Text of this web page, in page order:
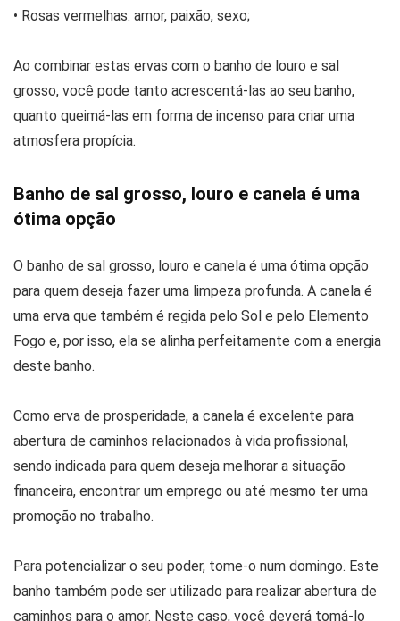
• Rosas vermelhas: amor, paixão, sexo;
Ao combinar estas ervas com o banho de louro e sal
grosso, você pode tanto acrescentá-las ao seu banho,
quanto queimá-las em forma de incenso para criar uma
atmosfera propícia.
Banho de sal grosso, louro e canela é uma
ótima opção
O banho de sal grosso, louro e canela é uma ótima opção
para quem deseja fazer uma limpeza profunda. A canela é
uma erva que também é regida pelo Sol e pelo Elemento
Fogo e, por isso, ela se alinha perfeitamente com a energia
deste banho.
Como erva de prosperidade, a canela é excelente para
abertura de caminhos relacionados à vida profissional,
sendo indicada para quem deseja melhorar a situação
financeira, encontrar um emprego ou até mesmo ter uma
promoção no trabalho.
Para potencializar o seu poder, tome-o num domingo. Este
banho também pode ser utilizado para realizar abertura de
caminhos para o amor. Neste caso, você deverá tomá-lo